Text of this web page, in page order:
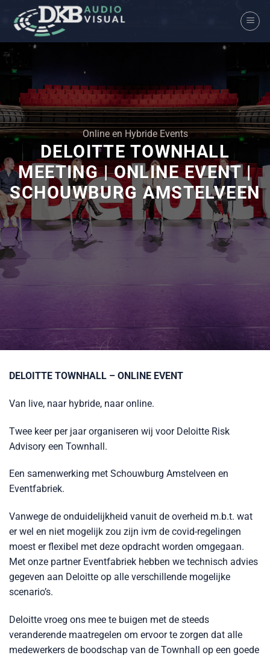
naar
Online en Hybride Events
DELOITTE TOWNHALL
MEETING | ONLINE EVENT |
SCHOUWBURG AMSTELVEEN
DELOITTE TOWNHALL – ONLINE EVENT
Van live, naar hybride, naar online.
Twee keer per jaar organiseren wij voor Deloitte Risk
Advisory een Townhall.
Een samenwerking met Schouwburg Amstelveen en
Eventfabriek.
Vanwege de onduidelijkheid vanuit de overheid m.b.t. wat
er wel en niet mogelijk zou zijn ivm de covid-regelingen
moest er flexibel met deze opdracht worden omgegaan.
Met onze partner Eventfabriek hebben we technisch advies
gegeven aan Deloitte op alle verschillende mogelijke
scenario’s.
Deloitte vroeg ons mee te buigen met de steeds
veranderende maatregelen om ervoor te zorgen dat alle
medewerkers de boodschap van de Townhall op een goede